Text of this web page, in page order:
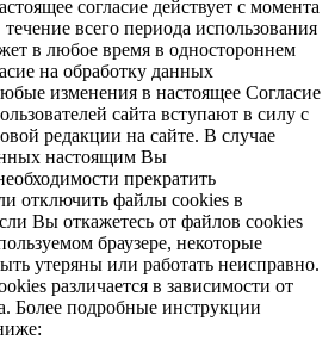
согласие действует с момента
всего периода использования
в любое время в одностороннем
на обработку данных
изменения в настоящее Согласие
сайта вступают в силу с
редакции на сайте. В случае
настоящим Вы
прекратить
отключить файлы cookies в
Вы откажетесь от файлов cookies
браузере, некоторые
утеряны или работать неисправно.
различается в зависимости от
Более подробные инструкции